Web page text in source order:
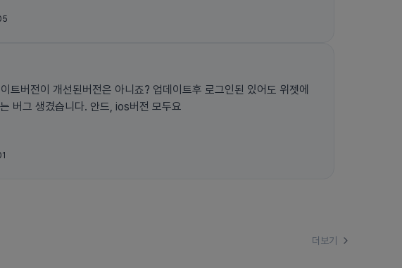
트버전이 개선된버전은 아니죠? 업데이트후 로그인된 있어도 위젯에
버그 생겼습니다. 안드, ios버전 모두요
더보기